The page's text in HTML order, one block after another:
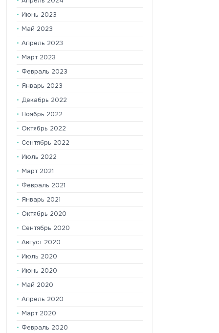
Июнь 2023
Май 2023
Апрель 2023
Март 2023
Февраль 2023
Январь 2023
Декабрь 2022
Ноябрь 2022
Октябрь 2022
Сентябрь 2022
Июль 2022
Март 2021
Февраль 2021
Январь 2021
Октябрь 2020
Сентябрь 2020
Август 2020
Июль 2020
Июнь 2020
Май 2020
Апрель 2020
Март 2020
Февраль 2020